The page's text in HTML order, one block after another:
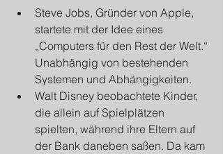
Steve Jobs, Gründer von Apple,
startete mit der Idee eines
„Computers für den Rest der Welt.“
Unabhängig von bestehenden
Systemen und Abhängigkeiten.
Walt Disney beobachtete Kinder,
die allein auf Spielplätzen
spielten, während ihre Eltern auf
der Bank daneben saßen. Da kam